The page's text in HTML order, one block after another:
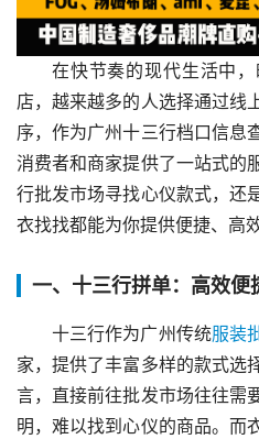
在快节奏的现代生活中，
店，越来越多的人选择通过线
序，作为广州十三行档口信息
消费者和商家提供了一站式的
行批发市场寻找心仪款式，还
衣找找都能为你提供便捷、高
一、十三行拼单：高效便
十三行作为广州传统服装
家，提供了丰富多样的款式选
言，直接前往批发市场往往需
明，难以找到心仪的商品。而